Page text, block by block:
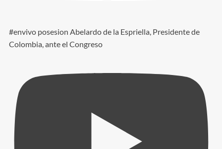
#envivo posesion Abelardo de la Espriella, Presidente de
Colombia, ante el Congreso